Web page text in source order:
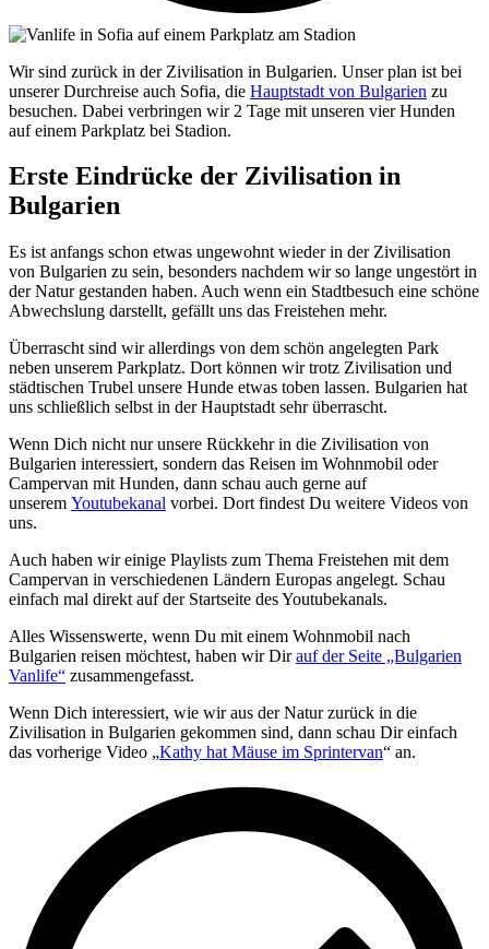
Wir sind zurück in der Zivilisation in Bulgarien. Unser plan ist bei
unserer Durchreise auch Sofia, die Hauptstadt von Bulgarien zu
besuchen. Dabei verbringen wir 2 Tage mit unseren vier Hunden
auf einem Parkplatz bei Stadion.
Erste Eindrücke der Zivilisation in
Bulgarien
Es ist anfangs schon etwas ungewohnt wieder in der Zivilisation
von Bulgarien zu sein, besonders nachdem wir so lange ungestört in
der Natur gestanden haben. Auch wenn ein Stadtbesuch eine schöne
Abwechslung darstellt, gefällt uns das Freistehen mehr.
Überrascht sind wir allerdings von dem schön angelegten Park
neben unserem Parkplatz. Dort können wir trotz Zivilisation und
städtischen Trubel unsere Hunde etwas toben lassen. Bulgarien hat
uns schließlich selbst in der Hauptstadt sehr überrascht.
Wenn Dich nicht nur unsere Rückkehr in die Zivilisation von
Bulgarien interessiert, sondern das Reisen im Wohnmobil oder
Campervan mit Hunden, dann schau auch gerne auf
unserem Youtubekanal vorbei. Dort findest Du weitere Videos von
uns.
Auch haben wir einige Playlists zum Thema Freistehen mit dem
Campervan in verschiedenen Ländern Europas angelegt. Schau
einfach mal direkt auf der Startseite des Youtubekanals.
Alles Wissenswerte, wenn Du mit einem Wohnmobil nach
Bulgarien reisen möchtest, haben wir Dirauf der Seite „Bulgarien
Vanlife“ zusammengefasst.
Wenn Dich interessiert, wie wir aus der Natur zurück in die
Zivilisation in Bulgarien gekommen sind, dann schau Dir einfach
das vorherige Video „Kathy hat Mäuse im Sprintervan“ an.